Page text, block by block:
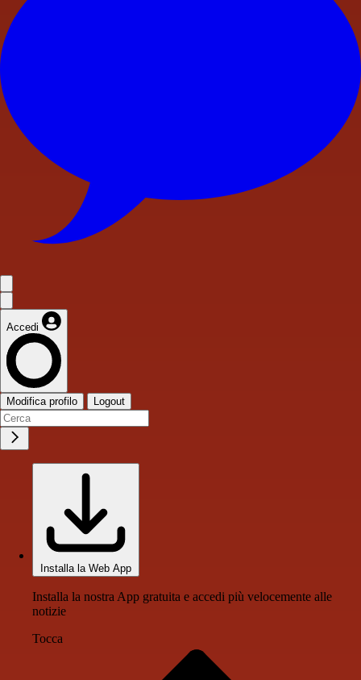
Accedi
Modifica profilo Logout
Installa la Web App
Installa la nostra App gratuita e accedi più velocemente alle
notizie
Tocca